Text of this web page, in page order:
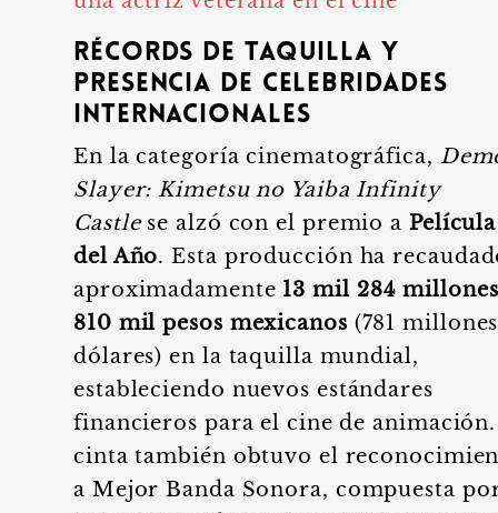
Récords de taquilla y
presencia de celebridades
internacionales
En la categoría cinematográfica,
Slayer: Kimetsu no Yaiba Infinity
Castlese alzó con el premio a Película
del Año. Esta producción ha
aproximadamente 13 mil 284 millones
810 mil pesos mexicanos (781
dólares) en la taquilla mundial,
estableciendo nuevos estándares
financieros para el cine de
cinta también obtuvo el
a Mejor Banda Sonora, compuesta